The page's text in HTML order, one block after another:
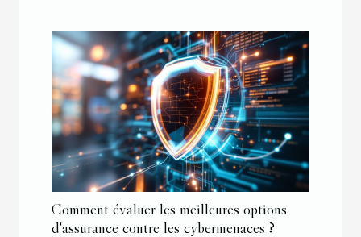
Comment évaluer les meilleures options
d'assurance contre les cybermenaces ?